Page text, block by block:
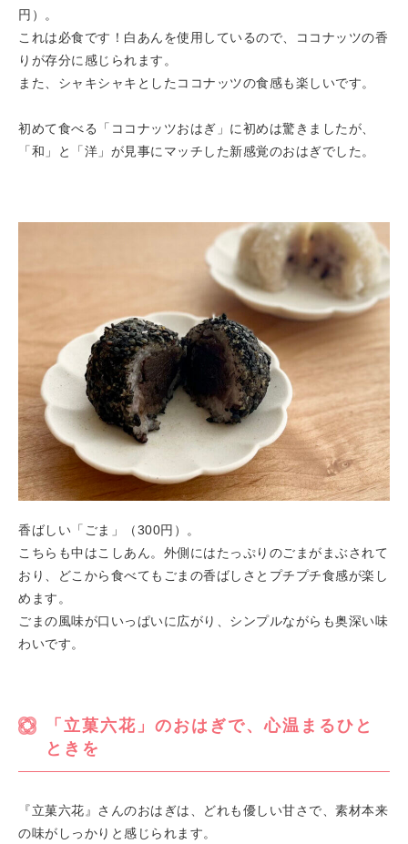
円）。
これは必食です！白あんを使用しているので、ココナッツの香
りが存分に感じられます。
また、シャキシャキとしたココナッツの食感も楽しいです。
初めて食べる「ココナッツおはぎ」に初めは驚きましたが、
「和」と「洋」が見事にマッチした新感覚のおはぎでした。
香ばしい「ごま」（300円）。
こちらも中はこしあん。外側にはたっぷりのごまがまぶされて
おり、どこから食べてもごまの香ばしさとプチプチ食感が楽し
めます。
ごまの風味が口いっぱいに広がり、シンプルながらも奥深い味
わいです。
「立菓六花」のおはぎで、心温まるひと
ときを
『立菓六花』さんのおはぎは、どれも優しい甘さで、素材本来
の味がしっかりと感じられます。